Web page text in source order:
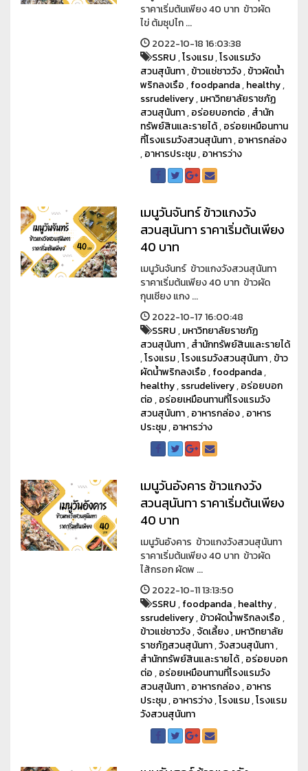
ราคาเริ่มต้นเพียง 40 บาท ข้าวผัด
ไข่ ต้มซุปไก ...
2022-10-18 16:03:38
SSRU,โรงแรม,โรงแรมวัง
สวนสุนันทา,ข้าวแช่ชาววัง,ข้าวผัดน้ำ
พริกลงเรือ,foodpanda,healthy,
ssrudelivery,มหาวิทยาลัยราชภัฏ
สวนสุนันทา,อร่อยบอกต่อ,สำนัก
ทรัพย์สินและรายได้,อร่อยเหมือนทาน
ที่โรงแรมวังสวนสุนันทา,อาหารกล่อง
,อาหารประชุม,อาหารว่าง
เมนูวันจันทร์ ข้าวแกงวัง
สวนสุนันทา ราคาเริ่มต้นเพียง
40 บาท
เมนูวันจันทร์ ข้าวแกงวังสวนสุนันทา
ราคาเริ่มต้นเพียง 40 บาท ข้าวผัด
กุนเชียง แกง ...
2022-10-17 16:00:48
SSRU,มหาวิทยาลัยราชภัฏ
สวนสุนันทา,สำนักทรัพย์สินและรายได้
,โรงแรม,โรงแรมวังสวนสุนันทา,ข้าว
ผัดน้ำพริกลงเรือ,foodpanda,
healthy,ssrudelivery,อร่อยบอก
ต่อ,อร่อยเหมือนทานที่โรงแรมวัง
สวนสุนันทา,อาหารกล่อง,อาหาร
ประชุม,อาหารว่าง
เมนูวันอังคาร ข้าวแกงวัง
สวนสุนันทา ราคาเริ่มต้นเพียง
40 บาท
เมนูวันอังคาร ข้าวแกงวังสวนสุนันทา
ราคาเริ่มต้นเพียง 40 บาท ข้าวผัด
ไส้กรอก ผัดพ ...
2022-10-11 13:13:50
SSRU,foodpanda,healthy,
ssrudelivery,ข้าวผัดน้ำพริกลงเรือ,
ข้าวแช่ชาววัง,จัดเลี้ยง,มหาวิทยาลัย
ราชภัฏสวนสุนันทา,วังสวนสุนันทา,
สำนักทรัพย์สินและรายได้,อร่อยบอก
ต่อ,อร่อยเหมือนทานที่โรงแรมวัง
สวนสุนันทา,อาหารกล่อง,อาหาร
ประชุม,อาหารว่าง,โรงแรม,โรงแรม
วังสวนสุนันทา